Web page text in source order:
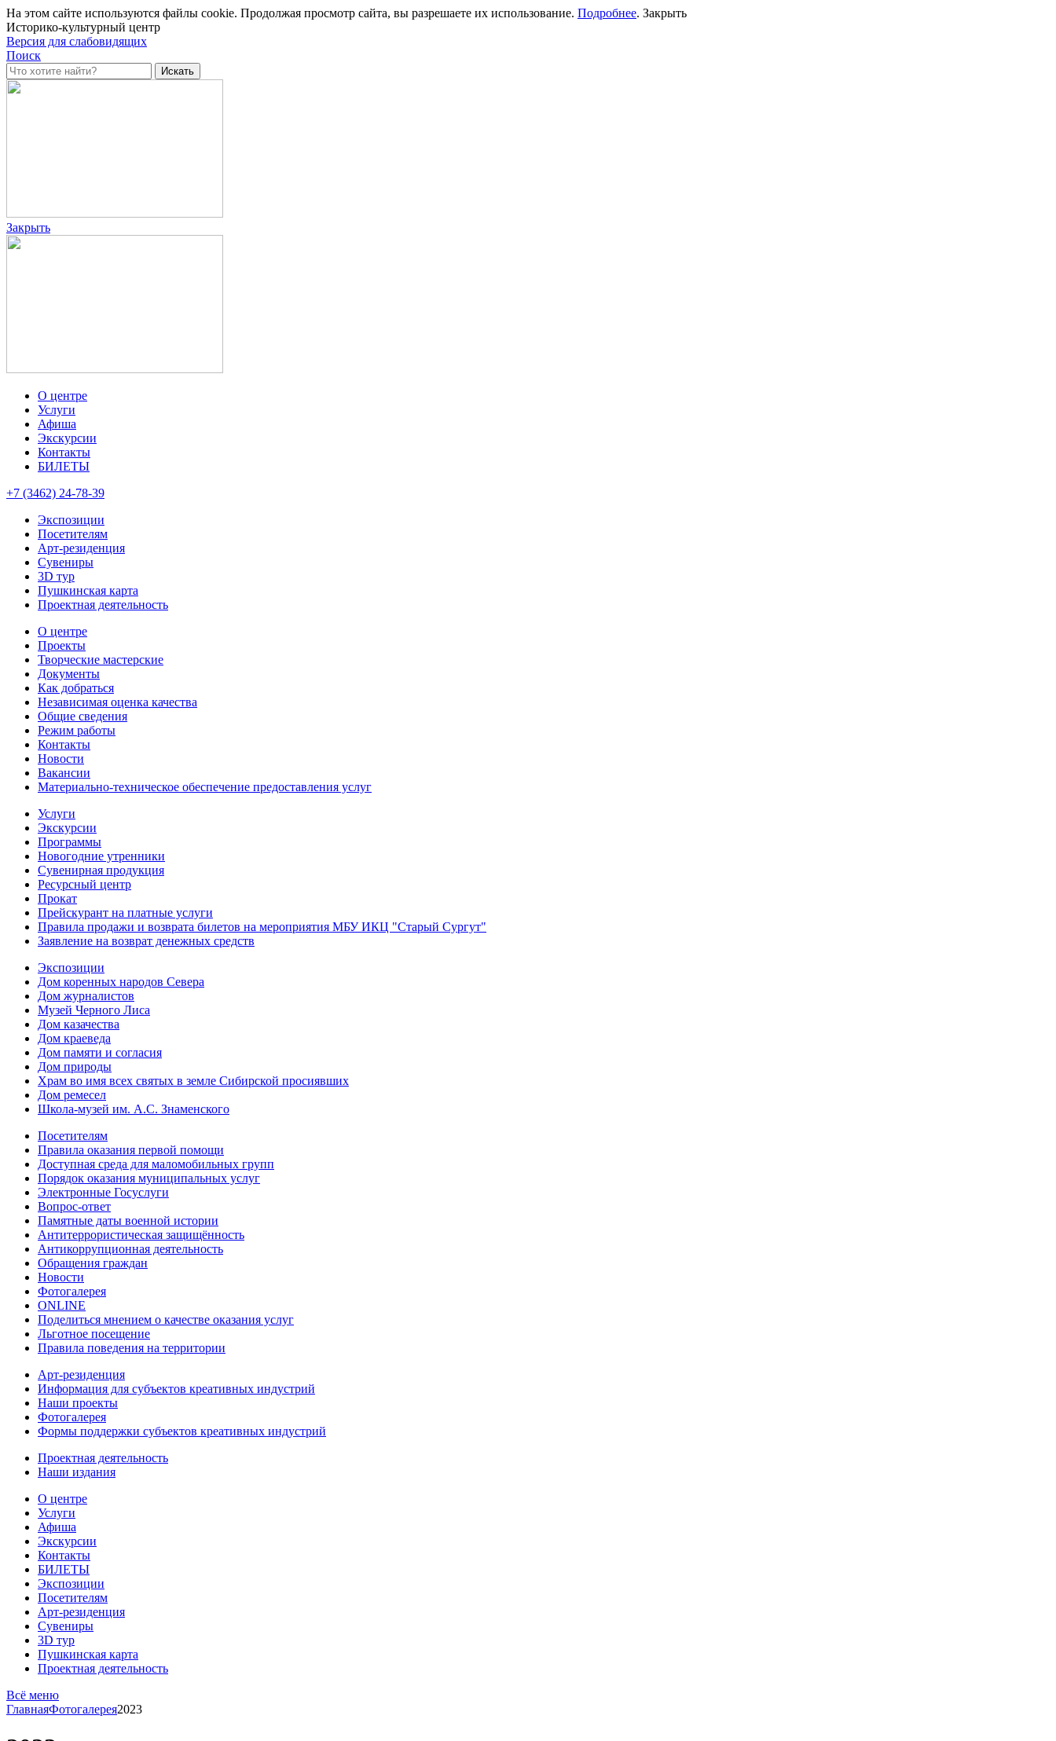
На этом сайте используются файлы cookie. Продолжая просмотр сайта, вы разрешаете их использование. Подробнее. Закрыть
Историко-культурный центр
Версия для слабовидящих
Поиск
Закрыть
О центре
Услуги
Афиша
Экскурсии
Контакты
БИЛЕТЫ
+7 (3462) 24-78-39
Экспозиции
Посетителям
Арт-резиденция
Сувениры
3D тур
Пушкинская карта
Проектная деятельность
О центре
Проекты
Творческие мастерские
Документы
Как добраться
Независимая оценка качества
Общие сведения
Режим работы
Контакты
Новости
Вакансии
Материально-техническое обеспечение предоставления услуг
Услуги
Экскурсии
Программы
Новогодние утренники
Сувенирная продукция
Ресурсный центр
Прокат
Прейскурант на платные услуги
Правила продажи и возврата билетов на мероприятия МБУ ИКЦ "Старый Сургут"
Заявление на возврат денежных средств
Экспозиции
Дом коренных народов Севера
Дом журналистов
Музей Черного Лиса
Дом казачества
Дом краеведа
Дом памяти и согласия
Дом природы
Храм во имя всех святых в земле Сибирской просиявших
Дом ремесел
Школа-музей им. А.С. Знаменского
Посетителям
Правила оказания первой помощи
Доступная среда для маломобильных групп
Порядок оказания муниципальных услуг
Электронные Госуслуги
Вопрос-ответ
Памятные даты военной истории
Антитеррористическая защищённость
Антикоррупционная деятельность
Обращения граждан
Новости
Фотогалерея
ONLINE
Поделиться мнением о качестве оказания услуг
Льготное посещение
Правила поведения на территории
Арт-резиденция
Информация для субъектов креативных индустрий
Наши проекты
Фотогалерея
Формы поддержки субъектов креативных индустрий
Проектная деятельность
Наши издания
О центре
Услуги
Афиша
Экскурсии
Контакты
БИЛЕТЫ
Экспозиции
Посетителям
Арт-резиденция
Сувениры
3D тур
Пушкинская карта
Проектная деятельность
Всё меню
ГлавнаяФотогалерея2023